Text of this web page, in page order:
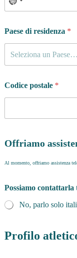
Paese di residenza *
Seleziona un Paese…
Codice postale *
Offriamo
Al momento, offriamo assistenza
Possiamo contattarla
No, parlo solo
Profilo